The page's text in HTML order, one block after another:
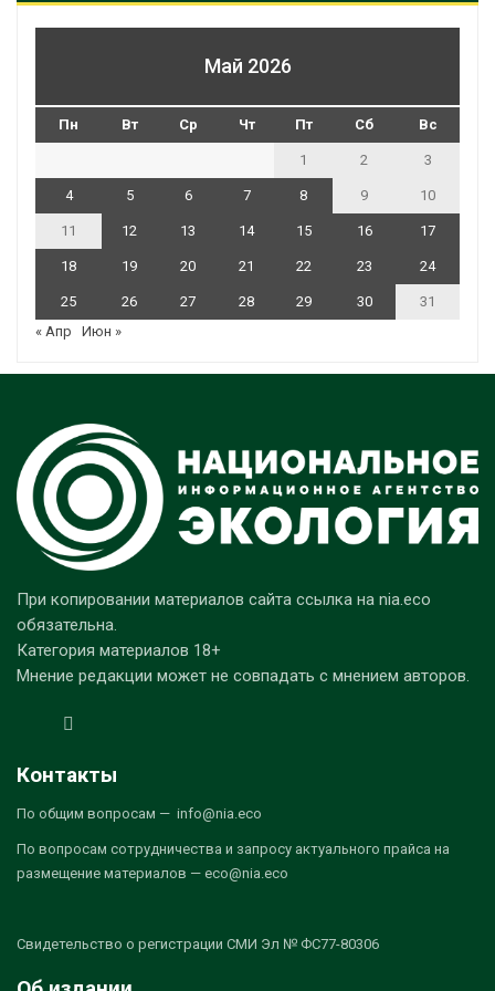
Май 2026
Пн Вт Ср Чт Пт Сб Вс
1 2 3
4 5 6 7 8 9 10
11 12 13 14 15 16 17
18 19 20 21 22 23 24
25 26 27 28 29 30
31
« Апр
Июн »
При копировании материалов сайта ссылка на nia.eco
обязательна.
Категория материалов 18+
Мнение редакции может не совпадать с мнением авторов.
Контакты
По общим вопросам — info@nia.eco
По вопросам сотрудничества и запросу актуального прайса на
размещение материалов — eco@nia.eco
Свидетельство о регистрации СМИ Эл № ФС77-80306